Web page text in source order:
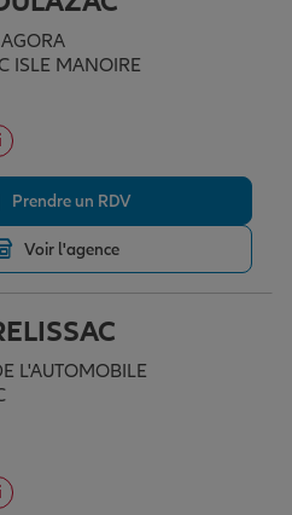
ISLE MANOIRE
Prendre un RDV
Voir l'agence
L'AUTOMOBILE